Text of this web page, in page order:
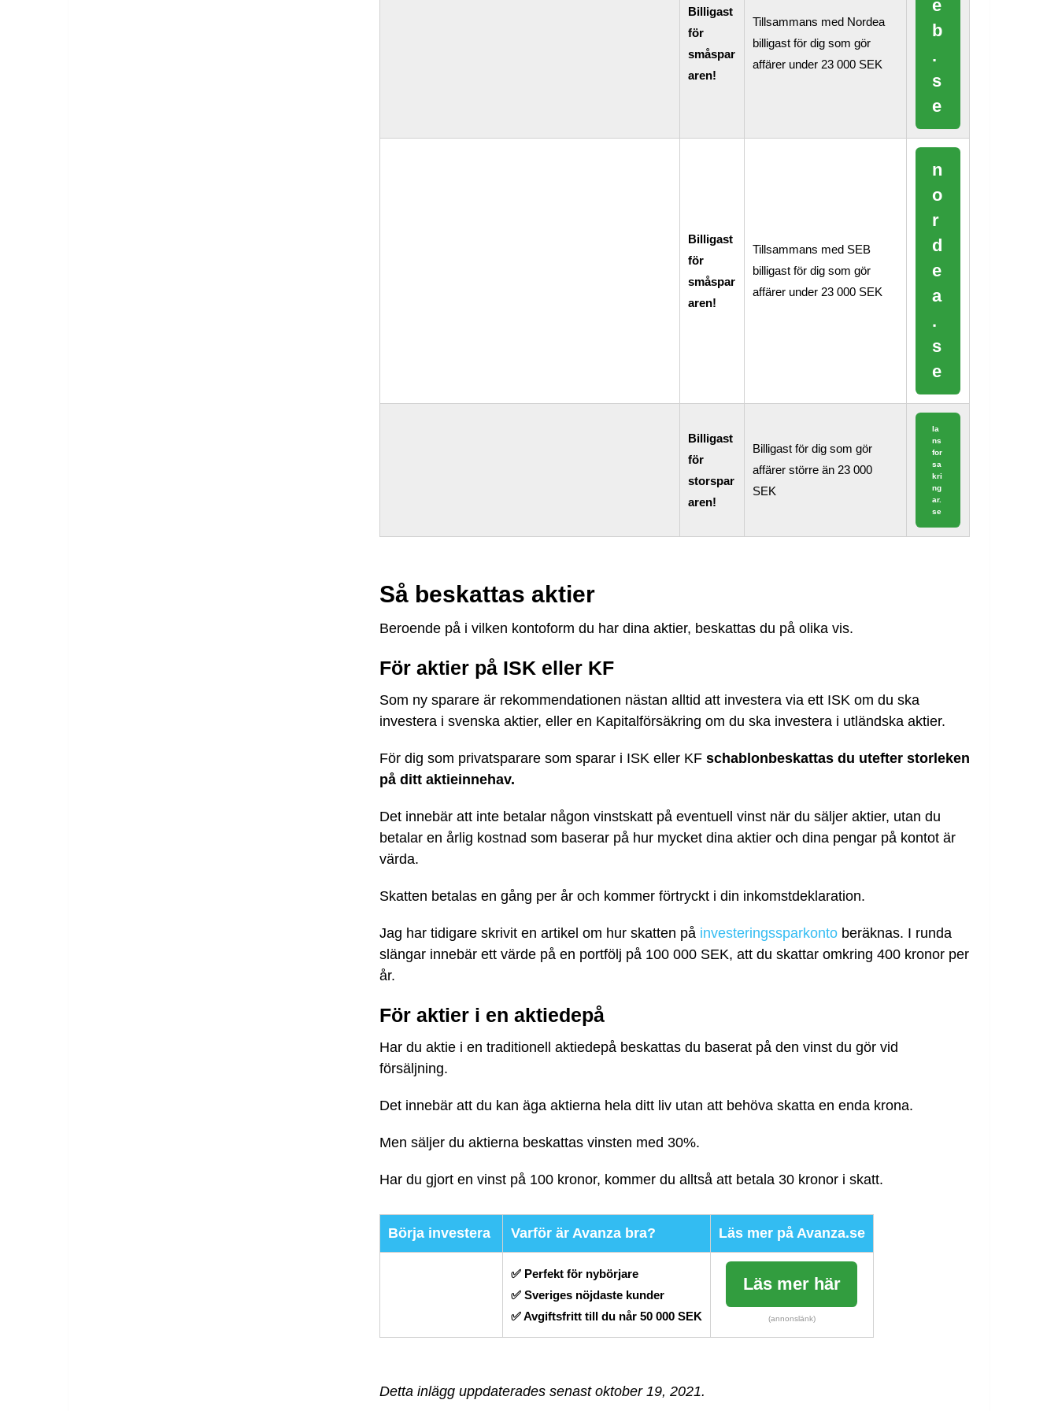
Billigast
för
småspar
aren!
Tillsammans med Nordea
billigast för dig som gör
affärer under 23 000 SEK
e
b
.
s
e
Billigast
för
småspar
aren!
Tillsammans med SEB
billigast för dig som gör
affärer under 23 000 SEK
n
o
r
d
e
a
.
s
e
Billigast
för
storspar
aren!
Billigast för dig som gör
affärer större än 23 000
SEK
la
ns
for
sa
kri
ng
ar.
se
Så beskattas aktier
Beroende på i vilken kontoform du har dina aktier, beskattas du på olika vis.
För aktier på ISK eller KF
Som ny sparare är rekommendationen nästan alltid att investera via ett ISK om du ska
investera i svenska aktier, eller en Kapitalförsäkring om du ska investera i utländska aktier.
För dig som privatsparare som sparar i ISK eller KF schablonbeskattas du utefter storleken
på ditt aktieinnehav.
Det innebär att inte betalar någon vinstskatt på eventuell vinst när du säljer aktier, utan du
betalar en årlig kostnad som baserar på hur mycket dina aktier och dina pengar på kontot är
värda.
Skatten betalas en gång per år och kommer förtryckt i din inkomstdeklaration.
Jag har tidigare skrivit en artikel om hur skatten på investeringssparkontoberäknas. I runda
slängar innebär ett värde på en portfölj på 100 000 SEK, att du skattar omkring 400 kronor per
år.
För aktier i en aktiedepå
Har du aktie i en traditionell aktiedepå beskattas du baserat på den vinst du gör vid
försäljning.
Det innebär att du kan äga aktierna hela ditt liv utan att behöva skatta en enda krona.
Men säljer du aktierna beskattas vinsten med 30%.
Har du gjort en vinst på 100 kronor, kommer du alltså att betala 30 kronor i skatt.
Börja investera Varför är Avanza bra? Läs mer på Avanza.se
✅ Perfekt för nybörjare
✅ Sveriges nöjdaste kunder
✅ Avgiftsfritt till du når 50 000 SEK
Läs mer här
(annonslänk)
Detta inlägg uppdaterades senast oktober 19, 2021.